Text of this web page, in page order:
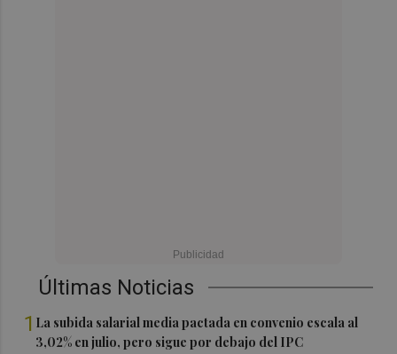
Últimas Noticias
1 La subida salarial media pactada en convenio escala al
3,02% en julio, pero sigue por debajo del IPC